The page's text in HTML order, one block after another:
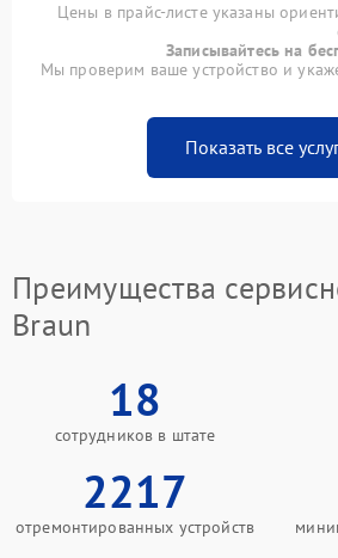
Цены в прайс-листе указаны
Записывайтесь на
Мы проверим ваше устройство и
Показать все
Преимущества
Braun
18
сотрудников в штате
2217
отремонтированных устройств